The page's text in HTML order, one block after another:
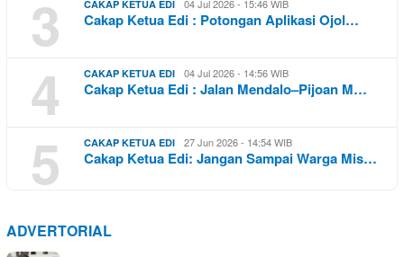
3 CAKAP KETUA EDI 04 Jul 2026 - 15:46 WIB
Cakap Ketua Edi : Potongan Aplikasi Ojol…
4 CAKAP KETUA EDI 04 Jul 2026 - 14:56 WIB
Cakap Ketua Edi : Jalan Mendalo–Pijoan M…
5 CAKAP KETUA EDI 27 Jun 2026 - 14:54 WIB
Cakap Ketua Edi: Jangan Sampai Warga Mis…
ADVERTORIAL